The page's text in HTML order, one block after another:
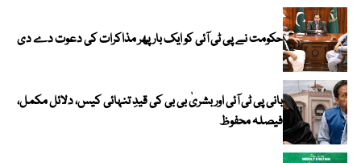
حکومت نے پی ٹی آئی کو ایک بارپھر مذاکرات کی دعوت دے دی
بانی پی ٹی آئی اور بشریٰ بی بی کی قیدِ تنہائی کیس، دلائل مکمل،
فیصلہ محفوظ